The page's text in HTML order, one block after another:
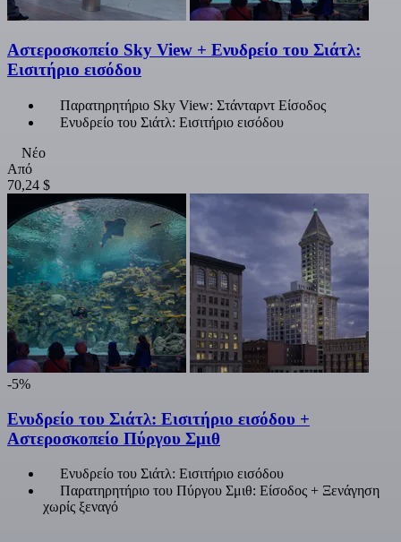
Αστεροσκοπείο Sky View + Ενυδρείο του Σιάτλ:
Εισιτήριο εισόδου
Παρατηρητήριο Sky View: Στάνταρντ Είσοδος
Ενυδρείο του Σιάτλ: Εισιτήριο εισόδου
Νέο
Από
70,24 $
-5%
Ενυδρείο του Σιάτλ: Εισιτήριο εισόδου +
Αστεροσκοπείο Πύργου Σμιθ
Ενυδρείο του Σιάτλ: Εισιτήριο εισόδου
Παρατηρητήριο του Πύργου Σμιθ: Είσοδος + Ξενάγηση
χωρίς ξεναγό